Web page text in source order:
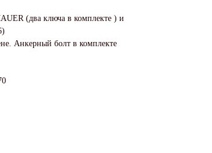
(два ключа в комплекте ) и
Анкерный болт в комплекте